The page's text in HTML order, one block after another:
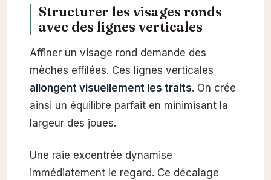
Structurer les visages ronds
avec des lignes verticales
Affiner un visage rond demande des
mèches effilées. Ces lignes verticales
allongent visuellement les traits. On crée
ainsi un équilibre parfait en minimisant la
largeur des joues.
Une raie excentrée dynamise
immédiatement le regard. Ce décalage